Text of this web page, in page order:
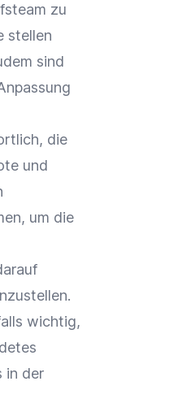
zu
stellen
sind
die
und
um die
wichtig,
in der